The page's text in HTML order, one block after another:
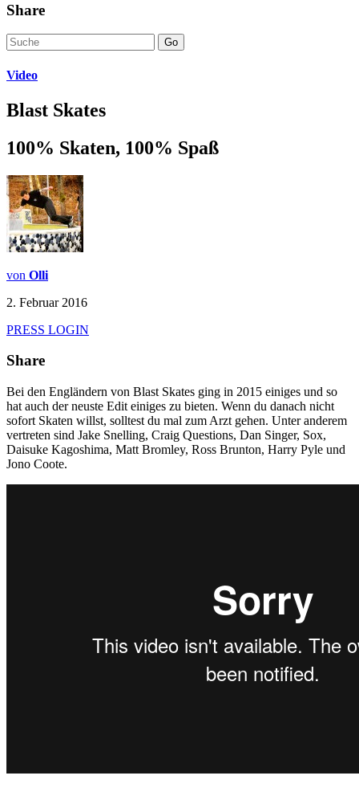
Share
Go
Video
Blast Skates
100% Skaten, 100% Spaß
von Olli
2. Februar 2016
PRESS LOGIN
Share
Bei den Engländern von Blast Skates ging in 2015 einiges und so
hat auch der neuste Edit einiges zu bieten. Wenn du danach nicht
sofort Skaten willst, solltest du mal zum Arzt gehen. Unter anderem
vertreten sind Jake Snelling, Craig Questions, Dan Singer, Sox,
Daisuke Kagoshima, Matt Bromley, Ross Brunton, Harry Pyle und
Jono Coote.